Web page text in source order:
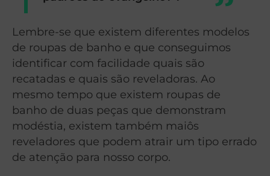
Lembre-se que existem diferentes modelos
de roupas de banho e que conseguimos
identificar com facilidade quais são
recatadas e quais são reveladoras. Ao
mesmo tempo que existem roupas de
banho de duas peças que demonstram
modéstia, existem também maiôs
reveladores que podem atrair um tipo errado
de atenção para nosso corpo.